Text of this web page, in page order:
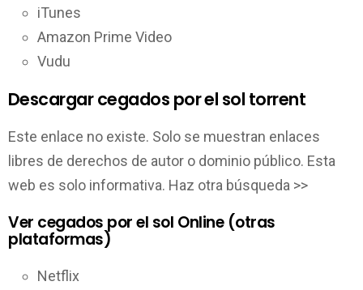
iTunes
Amazon Prime Video
Vudu
Descargar cegados por el sol torrent
Este enlace no existe. Solo se muestran enlaces
libres de derechos de autor o dominio público. Esta
web es solo informativa. Haz otra búsqueda >>
Ver cegados por el sol Online (otras
plataformas)
Netflix